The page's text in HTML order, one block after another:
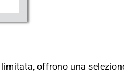
limitata, offrono una